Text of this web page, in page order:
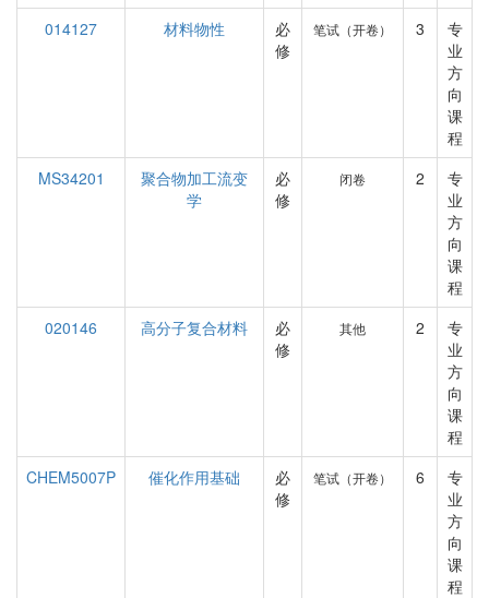
014127
材料物性
必
修
笔试（开卷） 3
专
业
方
向
课
程
MS34201
聚合物加工流变
学
必
修
闭卷 2
专
业
方
向
课
程
020146
高分子复合材料
必
修
其他 2
专
业
方
向
课
程
CHEM5007P
催化作用基础
必
修
笔试（开卷） 6
专
业
方
向
课
程